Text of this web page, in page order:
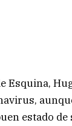
Esquina,
estado de